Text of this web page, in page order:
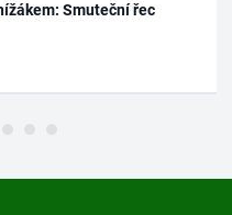
Smuteční řec